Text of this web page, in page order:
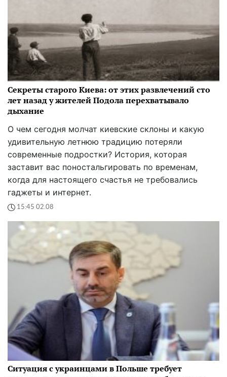
Секреты старого Киева: от этих развлечений сто
лет назад у жителей Подола перехватывало
дыхание
О чем сегодня молчат киевские склоны и какую
удивительную летнюю традицию потеряли
современные подростки? История, которая
заставит вас поностальгировать по временам,
когда для настоящего счастья не требовались
гаджеты и интернет.
15:45 02.08
Ситуация с украинцами в Польше требует